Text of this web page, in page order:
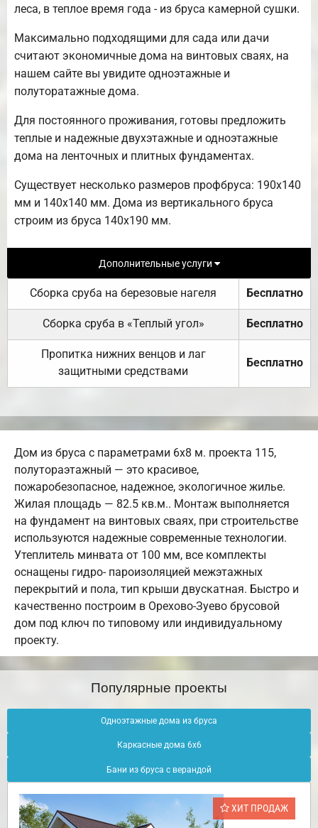
леса, в теплое время года - из бруса камерной сушки.
Максимально подходящими для сада или дачи
считают экономичные дома на винтовых сваях, на
нашем сайте вы увидите одноэтажные и
полуторатажные дома.
Для постоянного проживания, готовы предложить
теплые и надежные двухэтажные и одноэтажные
дома на ленточных и плитных фундаментах.
Существует несколько размеров профбруса: 190х140
мм и 140х140 мм. Дома из вертикального бруса
строим из бруса 140х190 мм.
Дополнительные услуги
Сборка сруба на березовые нагеля Бесплатно
Сборка сруба в «Теплый угол» Бесплатно
Пропитка нижних венцов и лаг
защитными средствами
Бесплатно
Дом из бруса с параметрами 6х8 м. проекта 115,
полутораэтажный — это красивое,
пожаробезопасное, надежное, экологичное жилье.
Жилая площадь — 82.5 кв.м.. Монтаж выполняется
на фундамент на винтовых сваях, при строительстве
используются надежные современные технологии.
Утеплитель минвата от 100 мм, все комплекты
оснащены гидро- пароизоляцией межэтажных
перекрытий и пола, тип крыши двускатная. Быстро и
качественно построим в Орехово-Зуево брусовой
дом под ключ по типовому или индивидуальному
проекту.
Популярные проекты
Одноэтажные дома из бруса
Каркасные дома 6х6
Бани из бруса с верандой
ХИТ ПРОДАЖ